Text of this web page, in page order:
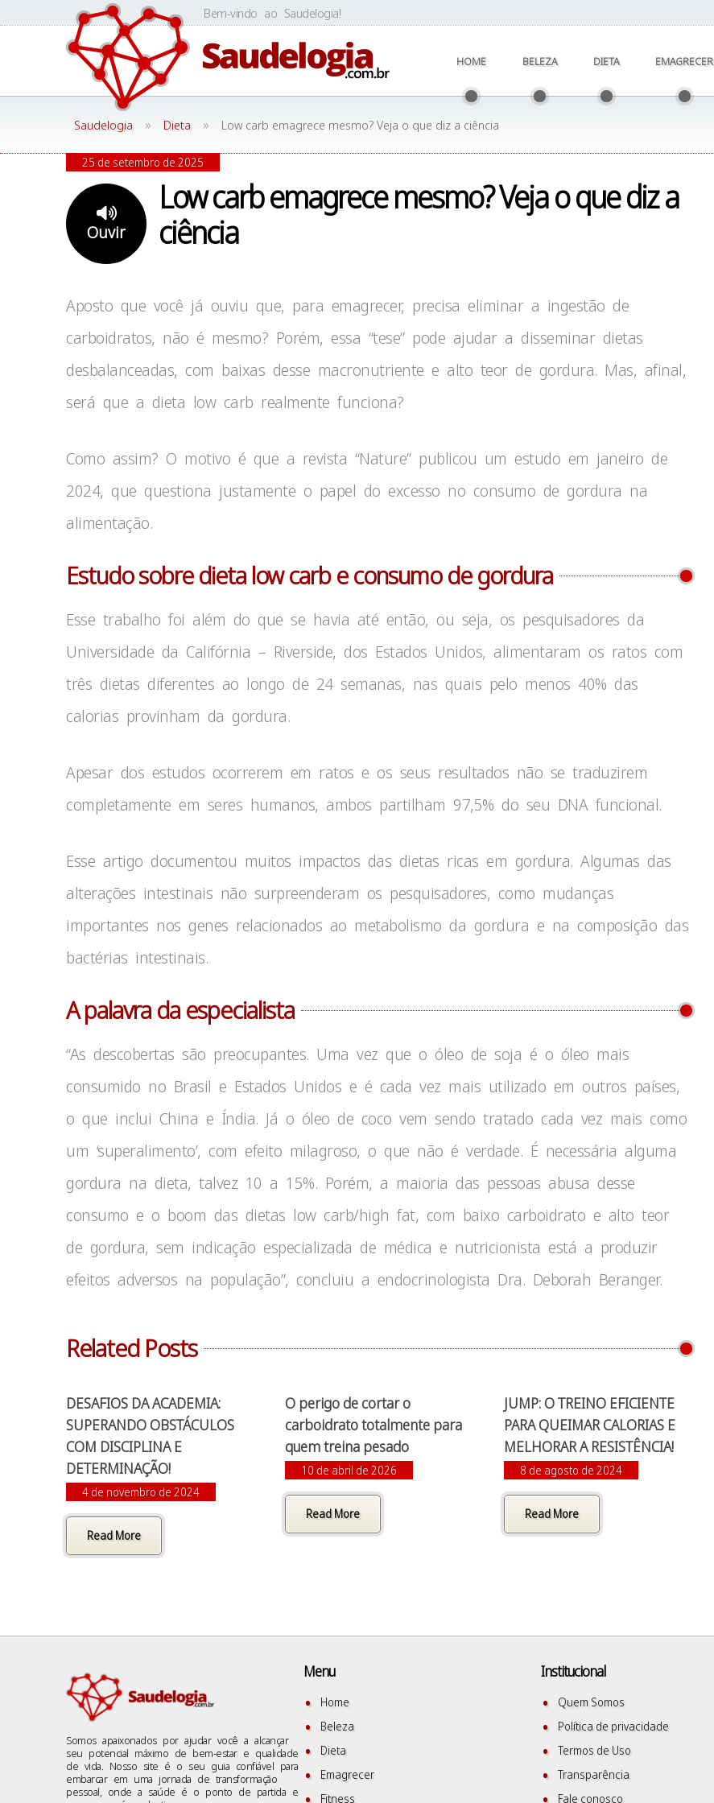
Bem-vindo ao Saudelogia!
HOME BELEZA DIETA EMAGRECER
Saudelogia » Dieta » Low carb emagrece mesmo? Veja o que diz a ciência
Low carb emagrece mesmo? Veja o que diz a
ciência
Ouvir
25 de setembro de 2025
Aposto que você já ouviu que, para emagrecer, precisa eliminar a ingestão de
carboidratos, não é mesmo? Porém, essa “tese” pode ajudar a disseminar dietas
desbalanceadas, com baixas desse macronutriente e alto teor de gordura. Mas, afinal,
será que a dieta low carb realmente funciona?
Como assim? O motivo é que a revista “Nature” publicou um estudo em janeiro de
2024, que questiona justamente o papel do excesso no consumo de gordura na
alimentação.
Estudo sobre dieta low carb e consumo de gordura
Esse trabalho foi além do que se havia até então, ou seja, os pesquisadores da
Universidade da Califórnia – Riverside, dos Estados Unidos, alimentaram os ratos com
três dietas diferentes ao longo de 24 semanas, nas quais pelo menos 40% das
calorias provinham da gordura.
Apesar dos estudos ocorrerem em ratos e os seus resultados não se traduzirem
completamente em seres humanos, ambos partilham 97,5% do seu DNA funcional.
Esse artigo documentou muitos impactos das dietas ricas em gordura. Algumas das
alterações intestinais não surpreenderam os pesquisadores, como mudanças
importantes nos genes relacionados ao metabolismo da gordura e na composição das
bactérias intestinais.
A palavra da especialista
“As descobertas são preocupantes. Uma vez que o óleo de soja é o óleo mais
consumido no Brasil e Estados Unidos e é cada vez mais utilizado em outros países,
o que inclui China e Índia. Já o óleo de coco vem sendo tratado cada vez mais como
um ‘superalimento’, com efeito milagroso, o que não é verdade. É necessária alguma
gordura na dieta, talvez 10 a 15%. Porém, a maioria das pessoas abusa desse
consumo e o boom das dietas low carb/high fat, com baixo carboidrato e alto teor
de gordura, sem indicação especializada de médica e nutricionista está a produzir
efeitos adversos na população”, concluiu a endocrinologista Dra. Deborah Beranger.
Related Posts
DESAFIOS DA ACADEMIA:
SUPERANDO OBSTÁCULOS
COM DISCIPLINA E
DETERMINAÇÃO!
4 de novembro de 2024
Read More
O perigo de cortar o
carboidrato totalmente para
quem treina pesado
10 de abril de 2026
Read More
JUMP: O TREINO EFICIENTE
PARA QUEIMAR CALORIAS E
MELHORAR A RESISTÊNCIA!
8 de agosto de 2024
Read More
Somos apaixonados por ajudar você a alcançar
seu potencial máximo de bem-estar e qualidade
de vida. Nosso site é o seu guia confiável para
embarcar em uma jornada de transformação
pessoal, onde a saúde é o ponto de partida e
Menu
Home
Beleza
Dieta
Emagrecer
Fitness
Institucional
Quem Somos
Política de privacidade
Termos de Uso
Transparência
Fale conosco